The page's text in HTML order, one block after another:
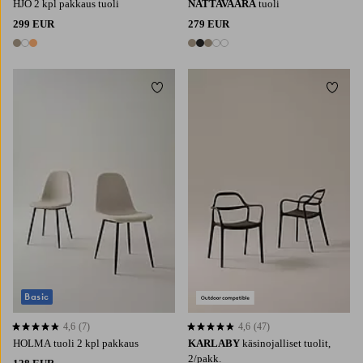
HJO 2 kpl pakkaus tuoli
299 EUR
3 värejä
NATTAVAARA tuoli
279 EUR
5 värejä
HOLMA tuoli 2 kpl pakkaus
4,6 perustuen 7 arvosanaan
4,6 (7)
Basic
Lisää suosikkeihin
KARLABY käsinojalliset tuolit,
2/pakk.
4,6 perustuen 47 arvosanaan
4,6 (47)
Lisää